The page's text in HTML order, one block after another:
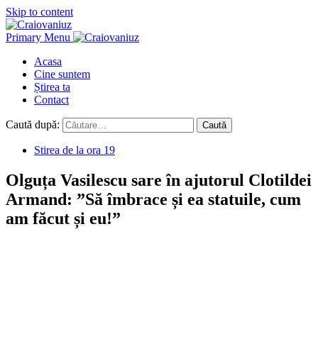
Skip to content
Primary Menu
Acasa
Cine suntem
Știrea ta
Contact
Caută după:
Stirea de la ora 19
Olguța Vasilescu sare în ajutorul Clotildei
Armand: ”Să îmbrace și ea statuile, cum
am făcut și eu!”